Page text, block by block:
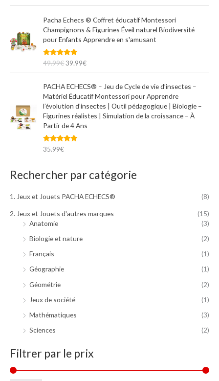
Pacha Echecs ® Coffret éducatif Montessori
Champignons & Figurines Éveil naturel Biodiversité
pour Enfants Apprendre en s'amusant
Note5.00
49.99€
e
p
r
i
x
i
n
i
t
i
a
é
i
t
:
4
9
39.99€
e
p
r
x
a
c
t
u
e
l
:
.
9
PACHA ECHECS® – Jeu de Cycle de vie d’insectes –
Matériel Éducatif Montessori pour Apprendre
l’évolution d’insectes | Outil pédagogique | Biologie –
Figurines réalistes | Simulation de la croissance – À
Partir de 4 Ans
Note5.00
35.99€
Rechercher par catégorie
1. Jeux et Jouets PACHA ECHECS® (8)
2. Jeux et Jouets d'autres marques
(15)
Anatomie
(3)
Biologie et nature
(2)
Français
(1)
Géographie
(1)
Géométrie
(2)
Jeux de société
(1)
Mathématiques
(3)
Sciences
(2)
Filtrer par le prix